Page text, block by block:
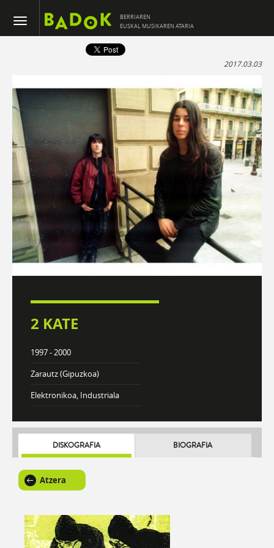
BERRIAREN
EUSKAL MUSIKAREN ATARIA
2017.03.03
2 KATE
1997 - 2000
Zarautz (Gipuzkoa)
Elektronikoa, Industriala
DISKOGRAFIA BIOGRAFIA
Atzera